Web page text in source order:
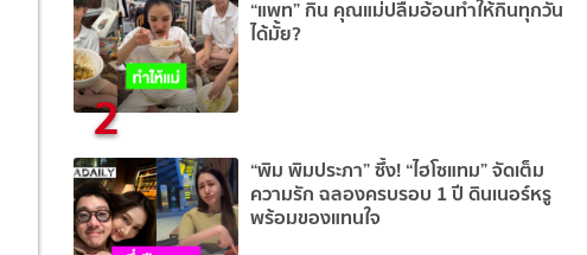
2
“แพท” กิน คุณแม่ปลื้มอ้อนทำให้กินทุกวัน
ได้มั้ย?
“พิม พิมประภา” ซึ้ง! “ไฮโซแทม” จัดเต็ม
ความรัก ฉลองครบรอบ 1 ปี ดินเนอร์หรู
พร้อมของแทนใจ